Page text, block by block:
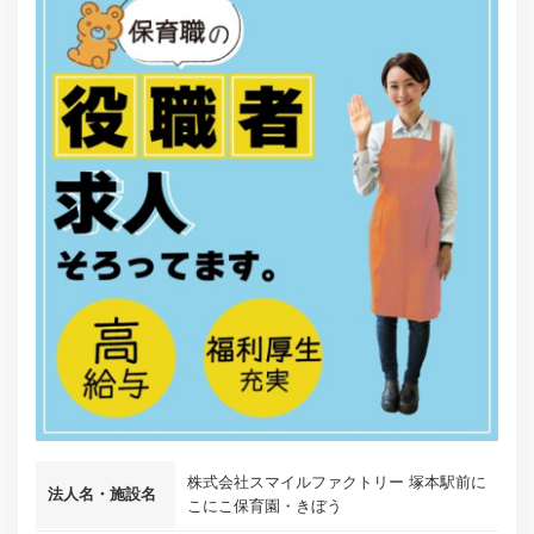
法人名・施設名
株式会社スマイルファクトリー 塚本駅前に
こにこ保育園・きぼう